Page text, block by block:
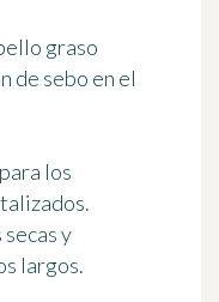
graso
de sebo en el
los
y
largos.